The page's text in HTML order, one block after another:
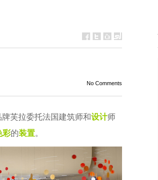
No Comments
芙拉委托法国建筑师和设计师
彩的装置。